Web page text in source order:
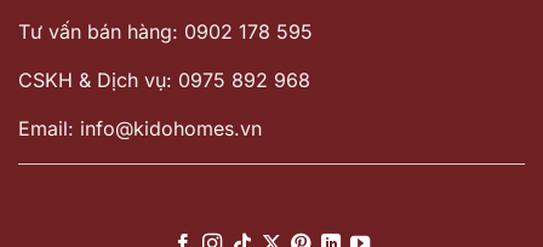
Tư vấn bán hàng: 0902 178 595
CSKH & Dịch vụ: 0975 892 968
Email: info@kidohomes.vn